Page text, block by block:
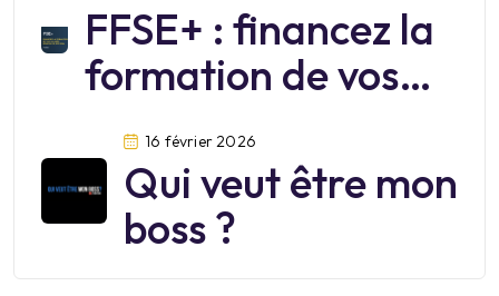
FFSE+ : financez la
formation de vos
salariés jusqu’au 30
juin 2026
16 février 2026
Qui veut être mon
boss ?